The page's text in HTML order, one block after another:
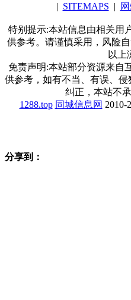
| SITEMAPS |
特别提示:本站信息由相关用
供参考。请谨慎采用，风险
以上
免责声明:本站部分资源来自
供参考，如有不当、有误、
纠正，本站不
1288.top 同城信息网 2010-
分享到：